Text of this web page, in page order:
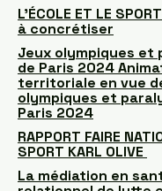
L’ÉCOLE ET LE
à concrétiser
Jeux olympiques et
de Paris 2024
territoriale en vue
olympiques et
Paris 2024
RAPPORT FAIRE
SPORT KARL OLIVE
La médiation en